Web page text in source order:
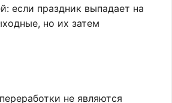
если праздник выпадает на
но их затем
не являются